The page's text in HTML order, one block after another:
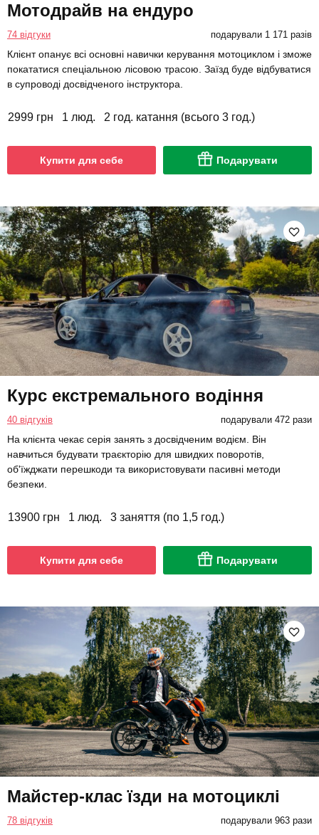
Мотодрайв на ендуро
74 відгуки подарували 1 171 разів
Клієнт опанує всі основні навички керування мотоциклом і зможе
покататися спеціальною лісовою трасою. Заїзд буде відбуватися
в супроводі досвідченого інструктора.
2999 грн 1 люд. 2 год. катання (всього 3 год.)
Купити для себе Подарувати
Курс екстремального водіння
40 відгуків подарували 472 рази
На клієнта чекає серія занять з досвідченим водієм. Він
навчиться будувати траєкторію для швидких поворотів,
об'їжджати перешкоди та використовувати пасивні методи
безпеки.
13900 грн 1 люд. 3 заняття (по 1,5 год.)
Купити для себе Подарувати
Майстер-клас їзди на мотоциклі
78 відгуків подарували 963 рази